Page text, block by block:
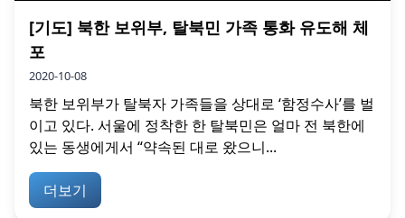
[기도] 북한 보위부, 탈북민 가족 통화 유도해 체
포
2020-10-08
북한 보위부가 탈북자 가족들을 상대로 ‘함정수사’를 벌
이고 있다. 서울에 정착한 한 탈북민은 얼마 전 북한에
있는 동생에게서 “약속된 대로 왔으니...
더보기